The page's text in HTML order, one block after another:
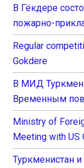
В Гёкдере
пожарно-
Regular
Gokdere
В МИД
Временным
Ministry of
Meeting with US
Туркменистан